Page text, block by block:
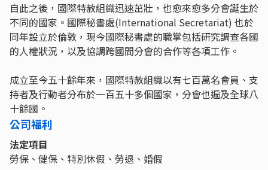
自此之後，國際特赦組織迅速茁壯，也愈來愈多分會誕生於
不同的國家。國際秘書處(International Secretariat) 也於
同年設立於倫敦，現今國際秘書處的職掌包括研究調查各國
的人權狀況，以及協調跨國間分會的合作等各項工作。
成立至今五十餘年來，國際特赦組織以有七百萬名會員、支
持者及行動者分布於一百五十多個國家，分會也遍及全球八
十餘國。
公司福利
法定項目
勞保、健保、特別休假、勞退、婚假